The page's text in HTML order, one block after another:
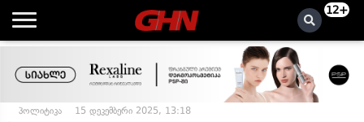
12+
პოლიტიკა 15 დეკემბერი 2025, 13:18